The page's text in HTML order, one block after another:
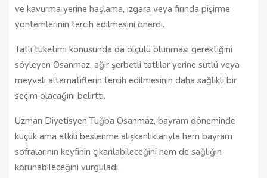
ve kavurma yerine haşlama, ızgara veya fırında pişirme
yöntemlerinin tercih edilmesini önerdi.
Tatlı tüketimi konusunda da ölçülü olunması gerektiğini
söyleyen Osanmaz, ağır şerbetli tatlılar yerine sütlü veya
meyveli alternatiflerin tercih edilmesinin daha sağlıklı bir
seçim olacağını belirtti.
Uzman Diyetisyen Tuğba Osanmaz, bayram döneminde
küçük ama etkili beslenme alışkanlıklarıyla hem bayram
sofralarının keyfinin çıkarılabileceğini hem de sağlığın
korunabileceğini vurguladı.